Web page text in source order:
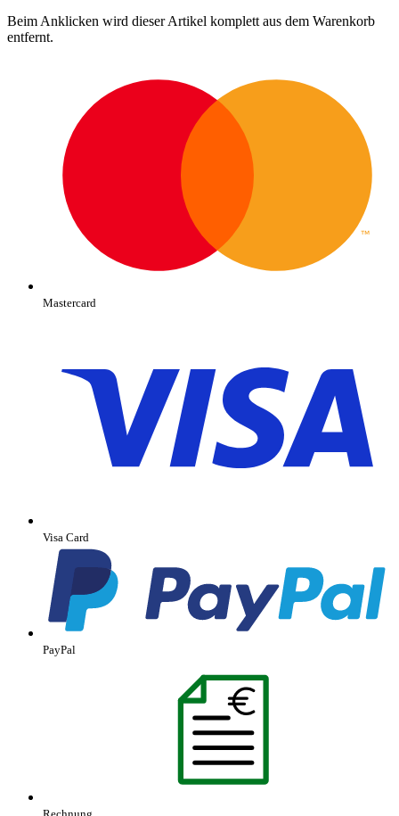
Beim Anklicken wird dieser Artikel komplett aus dem Warenkorb
entfernt.
Mastercard
Visa Card
PayPal